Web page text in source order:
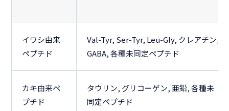
イワシ由来
ペプチド
Val-Tyr, Ser-Tyr, Leu-Gly, クレアチン,
GABA, 各種未同定ペプチド
カキ由来ペ
プチド
タウリン, グリコーゲン, 亜鉛, 各種未
同定ペプチド